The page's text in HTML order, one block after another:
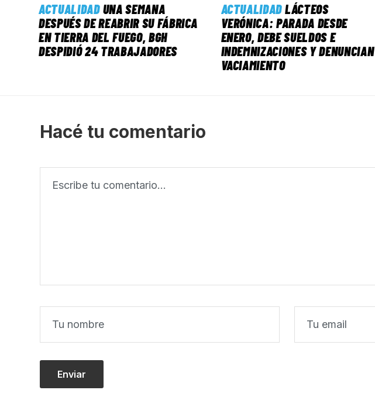
ACTUALIDAD UNA SEMANA
DESPUÉS DE REABRIR SU FÁBRICA
EN TIERRA DEL FUEGO, BGH
DESPIDIÓ 24 TRABAJADORES
ACTUALIDADLÁCTEOS
VERÓNICA: PARADA DESDE
ENERO, DEBE SUELDOS E
INDEMNIZACIONES Y DENUNCIAN
VACIAMIENTO
Hacé tu comentario